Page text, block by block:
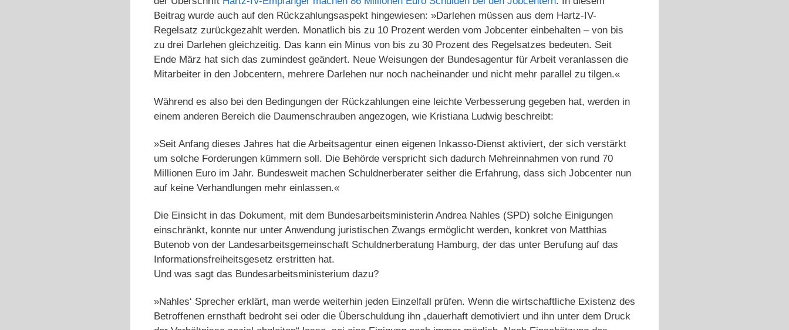
Beitrag wurde auch auf den Rückzahlungsaspekt hingewiesen: »Darlehen müssen aus dem Hartz-IV-
Regelsatz zurückgezahlt werden. Monatlich bis zu 10 Prozent werden vom Jobcenter einbehalten – von bis
zu drei Darlehen gleichzeitig. Das kann ein Minus von bis zu 30 Prozent des Regelsatzes bedeuten. Seit
Ende März hat sich das zumindest geändert. Neue Weisungen der Bundesagentur für Arbeit veranlassen die
Mitarbeiter in den Jobcentern, mehrere Darlehen nur noch nacheinander und nicht mehr parallel zu tilgen.«
Während es also bei den Bedingungen der Rückzahlungen eine leichte Verbesserung gegeben hat, werden in
einem anderen Bereich die Daumenschrauben angezogen, wie Kristiana Ludwig beschreibt:
»Seit Anfang dieses Jahres hat die Arbeitsagentur einen eigenen Inkasso-Dienst aktiviert, der sich verstärkt
um solche Forderungen kümmern soll. Die Behörde verspricht sich dadurch Mehreinnahmen von rund 70
Millionen Euro im Jahr. Bundesweit machen Schuldnerberater seither die Erfahrung, dass sich Jobcenter nun
auf keine Verhandlungen mehr einlassen.«
Die Einsicht in das Dokument, mit dem Bundesarbeitsministerin Andrea Nahles (SPD) solche Einigungen
einschränkt, konnte nur unter Anwendung juristischen Zwangs ermöglicht werden, konkret von Matthias
Butenob von der Landesarbeitsgemeinschaft Schuldnerberatung Hamburg, der das unter Berufung auf das
Informationsfreiheitsgesetz erstritten hat.
Und was sagt das Bundesarbeitsministerium dazu?
»Nahles‘ Sprecher erklärt, man werde weiterhin jeden Einzelfall prüfen. Wenn die wirtschaftliche Existenz des
Betroffenen ernsthaft bedroht sei oder die Überschuldung ihn „dauerhaft demotiviert und ihn unter dem Druck